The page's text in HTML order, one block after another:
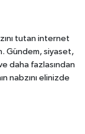
tutan internet
Gündem, siyaset,
daha fazlasından
nabzını elinizde